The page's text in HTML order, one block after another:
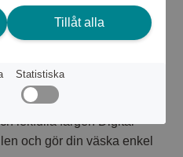
cm är en rymlig och
perfekt för längre resor
Den
utrymme när det
ger enkel rullning i
lekfulla färgen Digital
och gör din väska enkel
Tillåt alla
Statistiska